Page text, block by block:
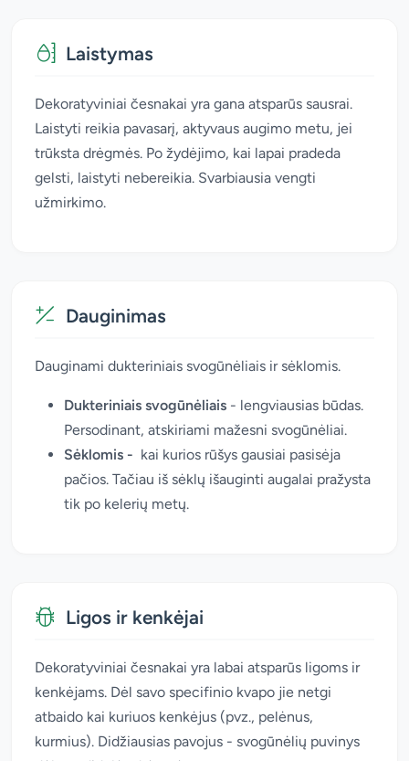
Laistymas
Dekoratyviniai česnakai yra gana atsparūs sausrai.
Laistyti reikia pavasarį, aktyvaus augimo metu, jei
trūksta drėgmės. Po žydėjimo, kai lapai pradeda
gelsti, laistyti nebereikia. Svarbiausia vengti
užmirkimo.
Dauginimas
Dauginami dukteriniais svogūnėliais ir sėklomis.
Dukteriniais svogūnėliais - lengviausias būdas.
Persodinant, atskiriami mažesni svogūnėliai.
Sėklomis - kai kurios rūšys gausiai pasisėja
pačios. Tačiau iš sėklų išauginti augalai pražysta
tik po kelerių metų.
Ligos ir kenkėjai
Dekoratyviniai česnakai yra labai atsparūs ligoms ir
kenkėjams. Dėl savo specifinio kvapo jie netgi
atbaido kai kuriuos kenkėjus (pvz., pelėnus,
kurmius). Didžiausias pavojus - svogūnėlių puvinys